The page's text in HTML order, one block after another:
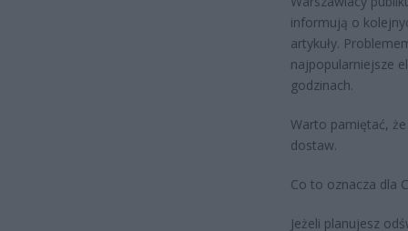
informują o
artykuły.
najpopularniejsze
godzinach.
Warto pamiętać,
dostaw.
Co to oznacza dla
Jeżeli planujesz